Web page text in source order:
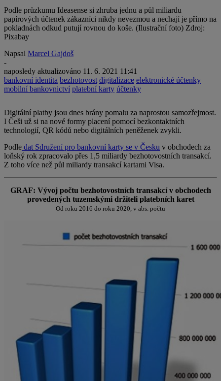
Podle průzkumu Ideasense si zhruba jednu a půl miliardu
papírových účtenek zákazníci nikdy nevezmou a nechají je přímo na
pokladnách odkud putují rovnou do koše. (Ilustrační foto) Zdroj:
Pixabay
Napsal Marcel Gajdoš
-
naposledy aktualizováno 11. 6. 2021 11:41
bankovní identita bezhotovost digitalizace elektronické účtenky
mobilní bankovnictví platební karty účtenky
Digitální platby jsou dnes brány pomalu za naprostou samozřejmost.
I Češi už si na nové formy placení pomocí bezkontaktních
technologií, QR kódů nebo digitálních peněženek zvykli.
Podle dat Sdružení pro bankovní karty se v Česku v obchodech za
loňský rok zpracovalo přes 1,5 miliardy bezhotovostních transakcí.
Z toho více než půl miliardy transakcí kartami Visa.
GRAF: Vývoj počtu bezhotovostních transakcí v obchodech
provedených tuzemskými držiteli platebních karet
Od roku 2016 do roku 2020, v abs. počtu